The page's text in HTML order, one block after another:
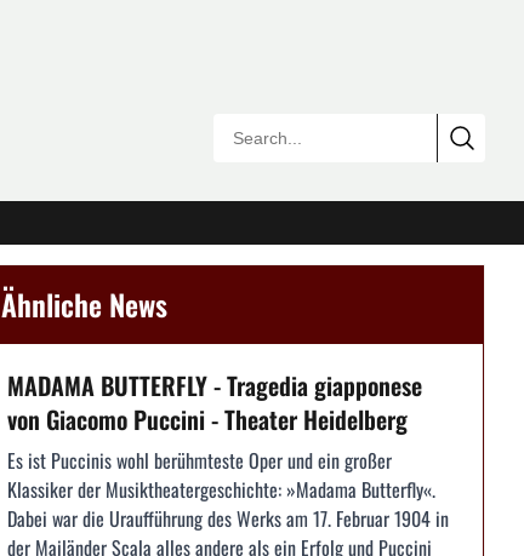
Ähnliche News
MADAMA BUTTERFLY - Tragedia giapponese
von Giacomo Puccini - Theater Heidelberg
Es ist Puccinis wohl berühmteste Oper und ein großer
Klassiker der Musiktheatergeschichte: »Madama Butterfly«.
Dabei war die Uraufführung des Werks am 17. Februar 1904 in
der Mailänder Scala alles andere als ein Erfolg und Puccini